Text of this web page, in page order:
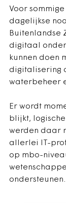
Voor
dagelijkse
Buitenlandse
digitaal
kunnen doen
digitalisering
waterbeheer
Er wordt
blijkt,
werden daar
allerlei IT-
op mbo-
ondersteunen.